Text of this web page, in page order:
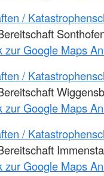
/
zur Google Maps
/
zur Google Maps
/
zur Google Maps